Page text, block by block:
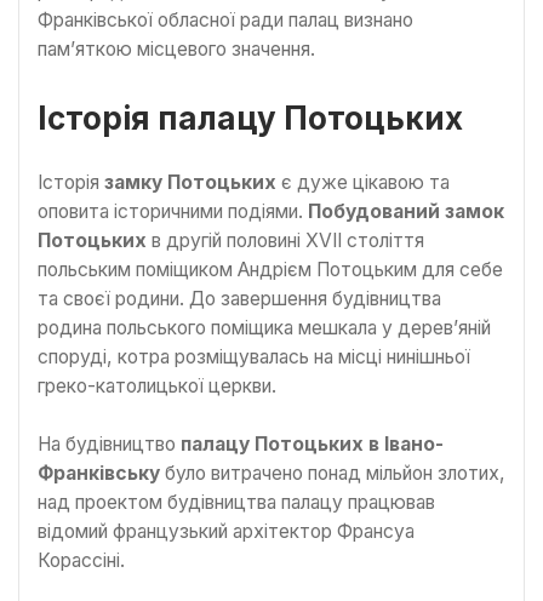
Франківської обласної ради палац визнано
пам’яткою місцевого значення.
Історія палацу Потоцьких
Історія замку Потоцьких є дуже цікавою та
оповита історичними подіями. Побудований замок
Потоцьких в другій половині XVII століття
польським поміщиком Андрієм Потоцьким для себе
та своєї родини. До завершення будівництва
родина польського поміщика мешкала у дерев’яній
споруді, котра розміщувалась на місці нинішньої
греко-католицької церкви.
На будівництво палацу Потоцьких в Івано-
Франківську було витрачено понад мільйон злотих,
над проектом будівництва палацу працював
відомий французький архітектор Франсуа
Корассіні.